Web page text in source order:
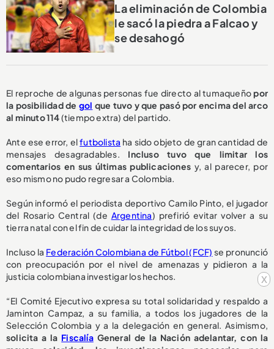
x
La eliminación de Colombia
le sacó la piedra a Falcao y
se desahogó
El reproche de algunas personas fue directo al tumaqueñopor
la posibilidad de gol que tuvo y que pasó por encima del arco
al minuto 114(tiempo extra) del partido.
Ante ese error, elfutbolista ha sido objeto de gran cantidad de
mensajes desagradables. Incluso tuvo que limitar los
comentarios en sus últimas publicaciones y, al parecer, por
eso mismo no pudo regresar a Colombia.
Según informó el periodista deportivo Camilo Pinto, el jugador
del Rosario Central (de Argentina) prefirió evitar volver a su
tierra natal con el fin de cuidar la integridad de los suyos.
Incluso la Federación Colombiana de Fútbol (FCF) se pronunció
con preocupación por el nivel de amenazas y pidieron a la
justicia colombiana investigar los hechos.
“El Comité Ejecutivo expresa su total solidaridad y respaldo a
Jaminton Campaz, a su familia, a todos los jugadores de la
Selección Colombia y a la delegación en general. Asimismo,
solicita a la FiscalíaGeneral de la Nación adelantar, con la